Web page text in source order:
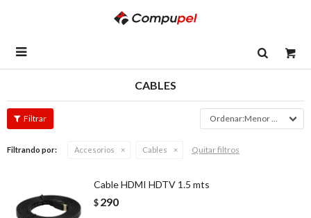

CABLES
Menor precio
Filtrando por: Accesorios Cables Quitar filtros
Cable HDMI HDTV 1.5 mts
$290